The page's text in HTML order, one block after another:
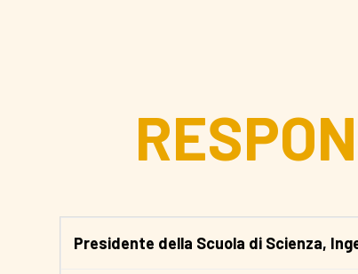
Presidente della Scuola di Scienza,